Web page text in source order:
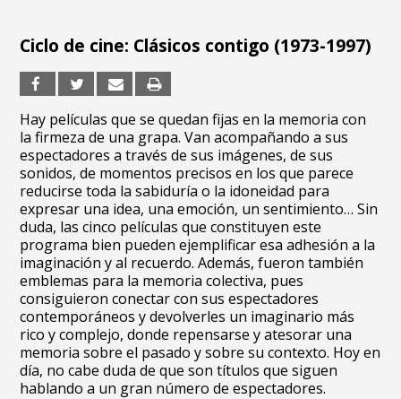
Ciclo de cine: Clásicos contigo (1973-1997)
Hay películas que se quedan fijas en la memoria con
la firmeza de una grapa. Van acompañando a sus
espectadores a través de sus imágenes, de sus
sonidos, de momentos precisos en los que parece
reducirse toda la sabiduría o la idoneidad para
expresar una idea, una emoción, un sentimiento… Sin
duda, las cinco películas que constituyen este
programa bien pueden ejemplificar esa adhesión a la
imaginación y al recuerdo. Además, fueron también
emblemas para la memoria colectiva, pues
consiguieron conectar con sus espectadores
contemporáneos y devolverles un imaginario más
rico y complejo, donde repensarse y atesorar una
memoria sobre el pasado y sobre su contexto. Hoy en
día, no cabe duda de que son títulos que siguen
hablando a un gran número de espectadores.